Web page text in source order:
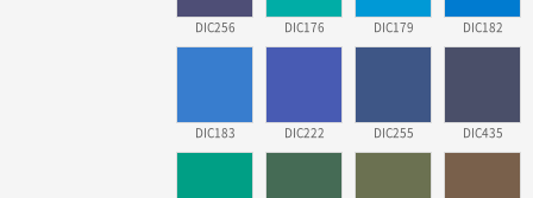
DIC256 DIC176 DIC179 DIC182
DIC183 DIC222 DIC255 DIC435